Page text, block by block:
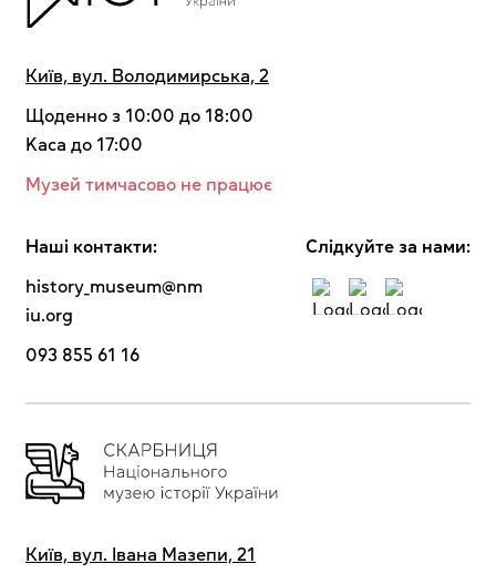
Київ, вул. Володимирська, 2
Щоденно з 10:00 до 18:00
Kaca до 17:00
Музей тимчасово не працює
Наші контакти:
history_museum@nm
iu.org
093 855 61 16
Cлідкуйте за нами:
Київ, вул. Івана Мазепи, 21